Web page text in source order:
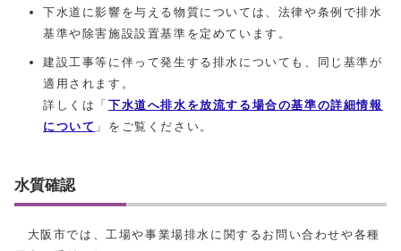
下水道に影響を与える物質については、法律や条例で排水
基準や除害施設設置基準を定めています。
建設工事等に伴って発生する排水についても、同じ基準が
適用されます。
詳しくは「 下水道へ排水を放流する場合の基準の詳細情報
について 」をご覧ください。
水質確認
大阪市では、工場や事業場排水に関するお問い合わせや各種